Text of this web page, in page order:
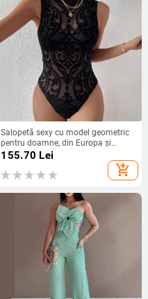
Salopetă sexy cu model geometric
pentru doamne, din Europa și
Statele Unite, 2025, transfrontalieră,
în stoc, pentru primăvara anului
2025
155.70 Lei
add_shopping_cart